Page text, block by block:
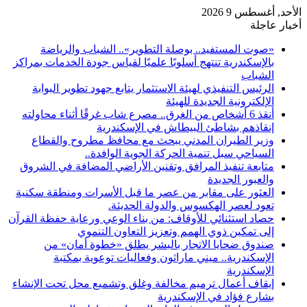
الأحد, أغسطس 9 2026
أخبار عاجلة
«صوت المستفيد.. بوصلة التطوير».. الشباب والرياضة
بالإسكندرية تنتهج أسلوبًا علميًا لقياس جودة الخدمات بمراكز
الشباب
الرئيس التنفيذي لهيئة الاستثمار يتابع جهود تطوير البوابة
الإلكترونية الجديدة للهيئة
أنقذ 6 أشخاص من الغرق.. مصرع شاب غرقًا أثناء محاولته
إنقاذهم بشاطئ البيطاش في الإسكندرية
وزير الطيران المدني يبحث مع محافظ مطروح والقطاع
السياحي سبل تنمية الحركة الجوية الوافدة..
متابعة تنفيذ المرافق وتقنين الأراضي المضافة في الشروق
والعبور الجديدة
العثور على مقابر من عصر ما قبل الأسرات ومنطقة سكنية
تعود لعصر الهكسوس والدولة الحديثة.
حصاد استثنائي للأوقاف: من بناء الوعي ورعاية حفظة القرآن
إلى تمكين ذوي الهمم وتعزيز التعاون التنموي
صندوق ضحايا الاتجار بالبشر يطلق «خطوة أمان» من
الإسكندرية.. ميني ماراثون وفعاليات توعوية بمكتبة
الإسكندرية
إيقاف أعمال ترميم مخالفة وغلق وتشميع محل تحت الإنشاء
بشارع فؤاد في الإسكندرية